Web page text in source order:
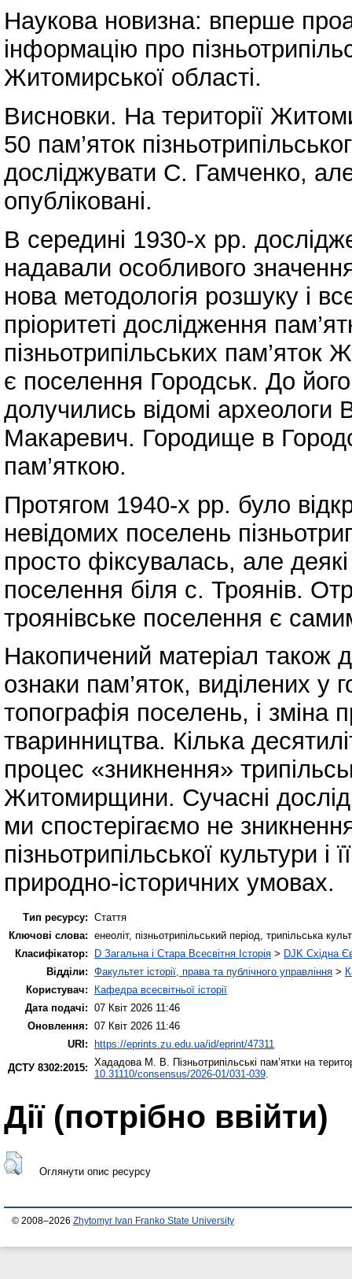
Наукова новизна: вперше
інформацію про
Житомирської області.
Висновки. На території
50 пам’яток
досліджувати С. Гамченко,
опубліковані.
В середині 1930-х рр.
надавали особливого
нова методологія розшуку і
пріоритеті дослідження
пізньотрипільських
є поселення Городськ. До
долучились відомі
Макаревич. Городище в
пам’яткою.
Протягом 1940-х рр. було
невідомих поселень
просто фіксувалась, але
поселення біля с. Троянів.
троянівське поселення є
Накопичений матеріал також
ознаки пам’яток, виділених у
топографія поселень, і зміна
тваринництва. Кілька
процес «зникнення»
Житомирщини. Сучасні
ми спостерігаємо не
пізньотрипільської культури
природно-історичних умовах.
Тип ресурсу: Стаття
Ключові слова: енеоліт, пізньотрипільський період, трипільська
Класифікатор:
D Загальна і Стара Всесвітня Історія > DJK Східна
Відділи: Факультет історії, права та публічного управління >
Користувач:
Кафедра всесвітньої історії
Дата подачі: 07 Квіт 2026 11:46
Оновлення: 07 Квіт 2026 11:46
URI:
https://eprints.zu.edu.ua/id/eprint/47311
ДСТУ 8302:2015: Хададова М. В. Пізньотрипільські пам’ятки на
10.31110/consensus/2026-01/031-039.
Дії ​​(потрібно ввійти)
Оглянути опис ресурсу
© 2008–2026 Zhytomyr Ivan Franko State University